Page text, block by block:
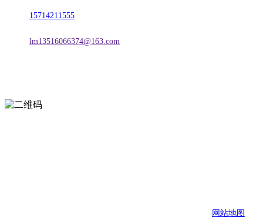
15714211555
lm13516066374@163.com
网站地图